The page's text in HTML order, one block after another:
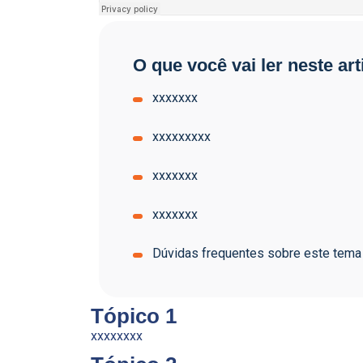
O que você vai ler neste
xxxxxxx
xxxxxxxxx
xxxxxxx
xxxxxxx
Dúvidas frequentes sobre este tema
Tópico 1
xxxxxxxx